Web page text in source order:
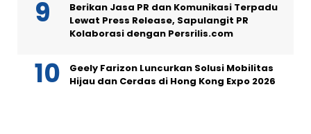
Berikan Jasa PR dan Komunikasi Terpadu
Lewat Press Release, Sapulangit PR
Kolaborasi dengan Persrilis.com
Geely Farizon Luncurkan Solusi Mobilitas
Hijau dan Cerdas di Hong Kong Expo 2026